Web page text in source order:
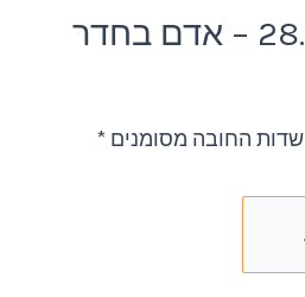
גאורגיה 28.9-5.10 – אדם בחדר
שדות החובה מסומנים *